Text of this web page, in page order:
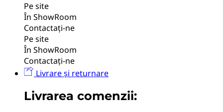
Pe site
În ShowRoom
Contactați-ne
Pe site
În ShowRoom
Contactați-ne
Livrare și returnare
Livrarea comenzii: